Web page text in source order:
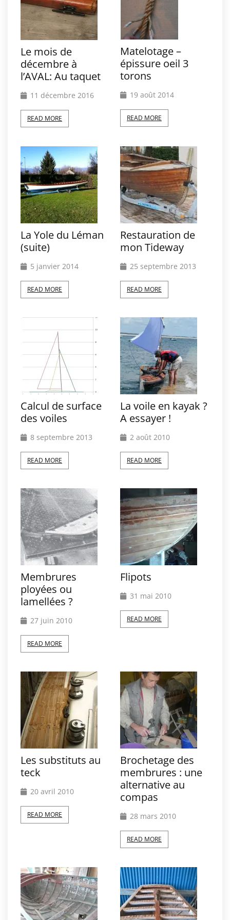
Le mois de
décembre à
l’AVAL: Au taquet
11 décembre 2016
READ MORE
Matelotage –
épissure oeil 3
torons
19 août 2014
READ MORE
La Yole du Léman
(suite)
5 janvier 2014
READ MORE
Restauration de
mon Tideway
25 septembre 2013
READ MORE
Calcul de surface
des voiles
8 septembre 2013
READ MORE
La voile en kayak ?
A essayer !
2 août 2010
READ MORE
Membrures
ployées ou
lamellées ?
27 juin 2010
READ MORE
Flipots
31 mai 2010
READ MORE
Les substituts au
teck
20 avril 2010
READ MORE
Brochetage des
membrures : une
alternative au
compas
28 mars 2010
READ MORE